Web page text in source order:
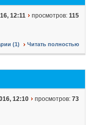
12:11 просмотров: 115
(1) Читать полностью
12:10 просмотров: 73